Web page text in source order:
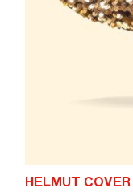
HELMUT COVER